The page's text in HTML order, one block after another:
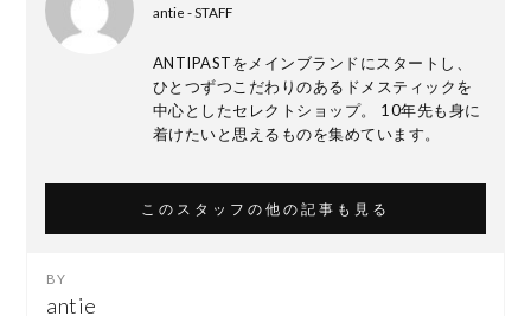
antie - STAFF
ANTIPASTをメインブランドにスタートし、
ひとつずつこだわりのあるドメスティックを
中心としたセレクトショップ。 10年先も身に
着けたいと思えるものを集めています。
このスタッフの他の記事も見る
antie